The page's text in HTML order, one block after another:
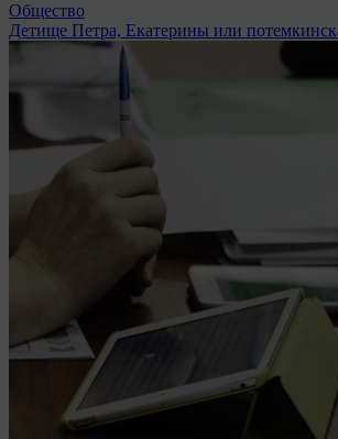
Общество
Детище Петра, Екатерины или